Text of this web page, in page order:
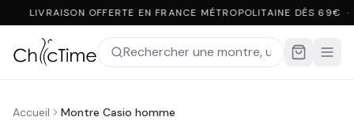
LIVRAISON OFFERTE EN FRANCE MÉTROPOLITAINE DÈS 69€
Accueil Montre Casio homme